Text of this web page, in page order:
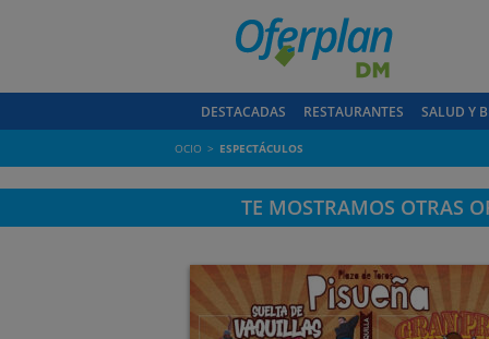
DESTACADAS RESTAURANTES SALUD Y
OCIO ESPECTÁCULOS
TE MOSTRAMOS OTRAS